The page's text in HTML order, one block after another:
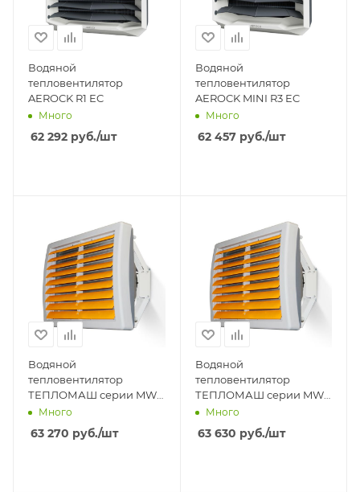
Водяной
тепловентилятор
AEROCK R1 EC
Много
62 292 руб./шт
Водяной
тепловентилятор
AEROCK MINI R3 EC
Много
62 457руб./шт
Водяной
тепловентилятор
ТЕПЛОМАШ серии MW
КЭВ-100М5W2
Много
63 270 руб./шт
Водяной
тепловентилятор
ТЕПЛОМАШ серии MW
КЭВ-95М4W3
Много
63 630 руб./шт